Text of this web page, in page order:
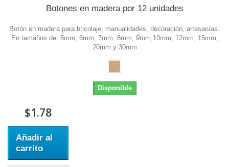
Botones en madera por 12 unidades
Botón en madera para bricolaje, manualidades, decoración, artesanías.
En tamaños de: 5mm, 6mm, 7mm, 8mm, 9mm,10mm, 12mm, 15mm,
20mm y 30mm
Disponible
$1.78
Añadir al
carrito